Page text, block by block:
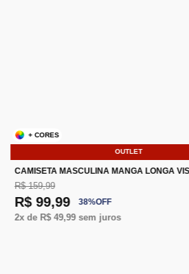
OUTLET
+ CORES
CAMISETA MASCULINA MANGA LONGA
R$ 159,99
R$ 99,99 38%OFF
2x de R$ 49,99sem juros